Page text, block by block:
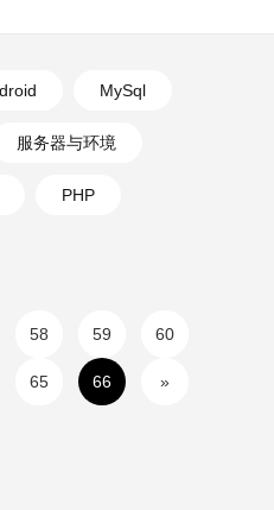
MySql
服务器与环境
PHP
58 59 60
65 66 »